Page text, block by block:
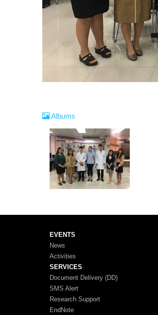
Albums
EVENTS
News
Activities
SERVICES
Document Delivery (DD)
SMS Alert
Research Support
EndNote